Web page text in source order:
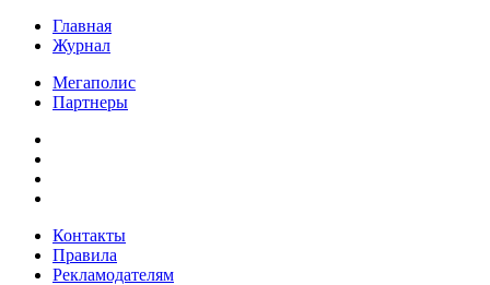
Главная
Журнал
Мегаполис
Партнеры
Контакты
Правила
Рекламодателям